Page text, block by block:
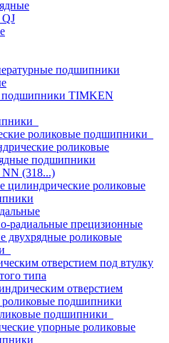
подшипники
TIMKEN
роликовые подшипники
роликовые
подшипники
(318...)
цилиндрические роликовые
радиальные прецизионные
двухрядные роликовые
отверстием под втулку
типа
отверстием
роликовые подшипники
подшипники
упорные роликовые